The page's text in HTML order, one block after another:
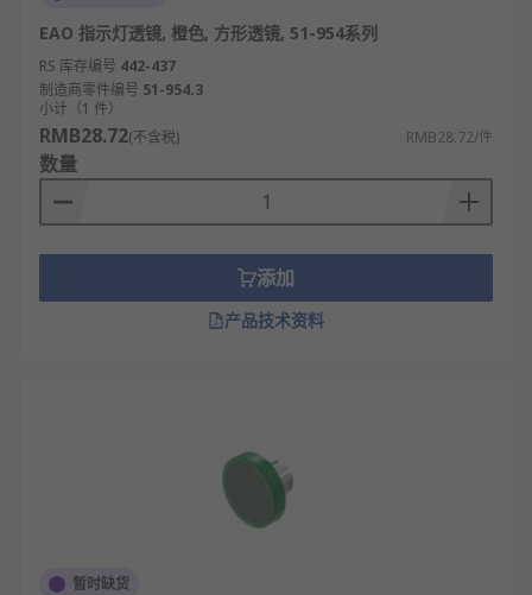
EAO 指示灯透镜, 橙色, 方形透镜, 51-954系列
RS 库存编号 442-437
制造商零件编号 51-954.3
小计（1 件）
RMB28.72(不含税) RMB28.72/件
数量
添加
产品技术资料
暂时缺货